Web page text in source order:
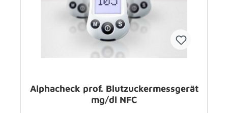
Alphacheck prof. Blutzuckermessgerät
mg/dl NFC